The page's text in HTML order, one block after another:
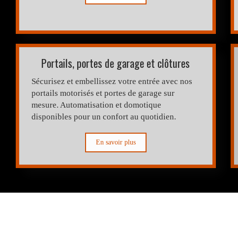
Portails, portes de garage et clôtures
Sécurisez et embellissez votre entrée avec nos
portails motorisés et portes de garage sur
mesure. Automatisation et domotique
disponibles pour un confort au quotidien.
En savoir plus